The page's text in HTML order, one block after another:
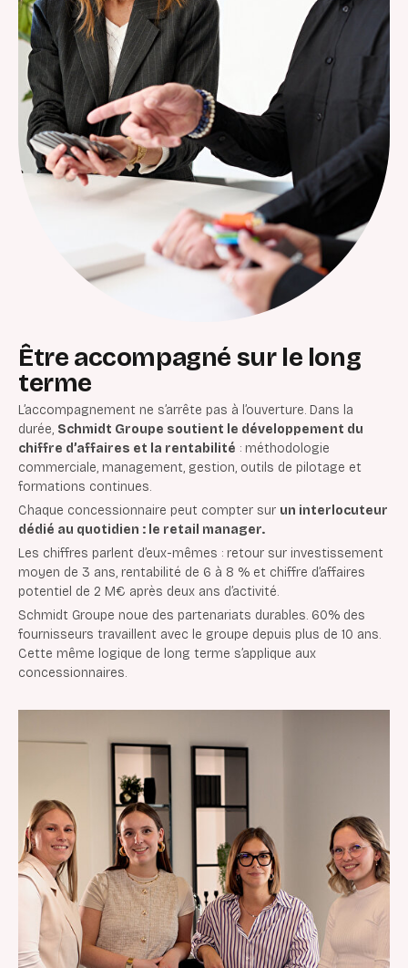
Être accompagné sur le long
terme
L’accompagnement ne s’arrête pas à l’ouverture. Dans la
durée, Schmidt Groupe soutient le développement du
chiffre d’affaires et la rentabilité : méthodologie
commerciale, management, gestion, outils de pilotage et
formations continues.
Chaque concessionnaire peut compter sur un interlocuteur
dédié au quotidien : le retail manager.
Les chiffres parlent d’eux-mêmes : retour sur investissement
moyen de 3 ans, rentabilité de 6 à 8 % et chiffre d’affaires
potentiel de 2 M€ après deux ans d’activité.
Schmidt Groupe noue des partenariats durables. 60% des
fournisseurs travaillent avec le groupe depuis plus de 10 ans.
Cette même logique de long terme s’applique aux
concessionnaires.